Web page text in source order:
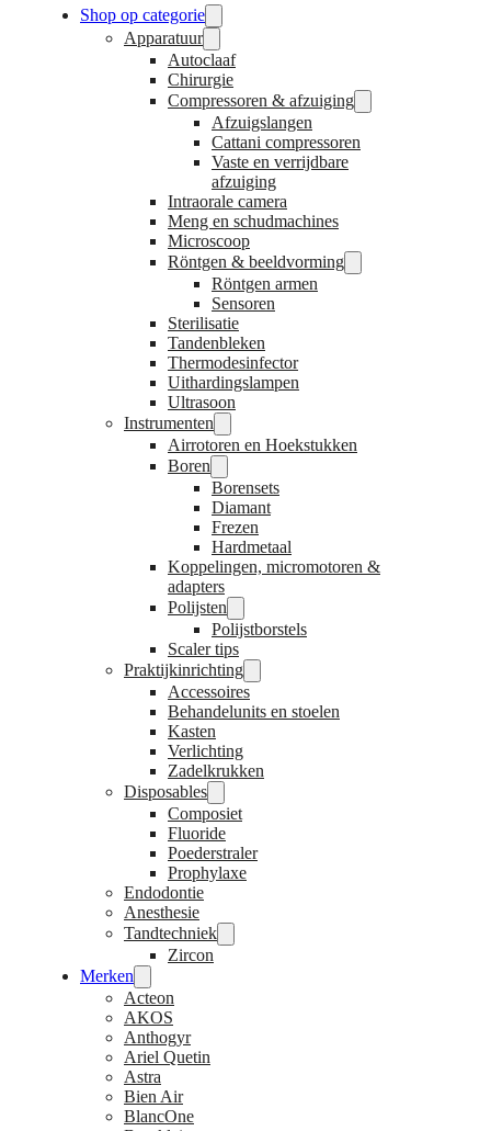
Shop op categorie
Apparatuur
Autoclaaf
Chirurgie
Compressoren & afzuiging
Afzuigslangen
Cattani compressoren
Vaste en verrijdbare
afzuiging
Intraorale camera
Meng en schudmachines
Microscoop
Röntgen & beeldvorming
Röntgen armen
Sensoren
Sterilisatie
Tandenbleken
Thermodesinfector
Uithardingslampen
Ultrasoon
Instrumenten
Airrotoren en Hoekstukken
Boren
Borensets
Diamant
Frezen
Hardmetaal
Koppelingen, micromotoren &
adapters
Polijsten
Polijstborstels
Scaler tips
Praktijkinrichting
Accessoires
Behandelunits en stoelen
Kasten
Verlichting
Zadelkrukken
Disposables
Composiet
Fluoride
Poederstraler
Prophylaxe
Endodontie
Anesthesie
Tandtechniek
Zircon
Merken
Acteon
AKOS
Anthogyr
Ariel Quetin
Astra
Bien Air
BlancOne